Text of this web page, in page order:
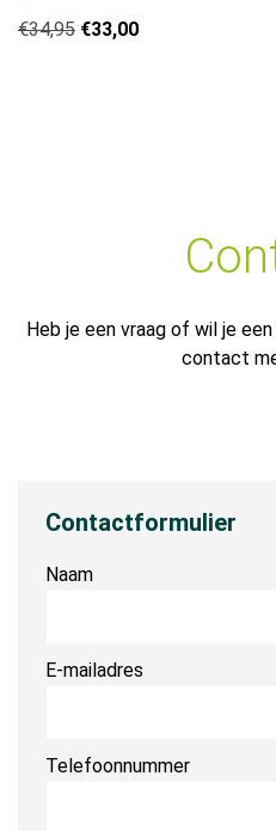
€34,95 Oorspronkelijke
€33,00Huidige
Heb je een vraag of wil je
contact
Contactformulier
Naam
E-mailadres
Telefoonnummer